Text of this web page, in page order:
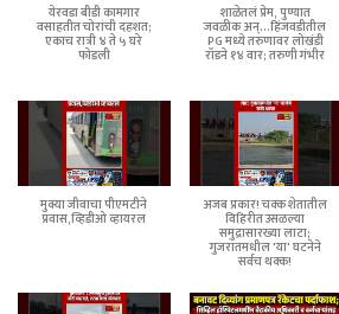
येरवडा बीडी कामगार
वसाहतीत चोरांची दहशत;
एकाच रात्री ४ ते ५ घरे
फोडली
शाळेतलं प्रेम, पुण्यात
जवळीक अन्...हिंजवडीतील
PG मध्ये तरुणावर लोखंडी
रॉडने १४ वार; तरुणी गंभीर
मुक्या जीवाचा पीएमटीने
प्रवास,व्हिडीओ व्हायरल
अजब प्रकार! चक्क शेतातील
विहिरीत उसळल्या
समुद्रासारख्या लाटा;
गुजरातमधील 'या' घटनेने
सर्वच थक्क!